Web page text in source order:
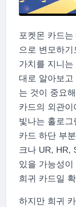
포켓몬 카드
으로 변모하
가치를 지니는
대로 알아보
는 것이 중요
카드의 외관이
빛나는 홀로
카드 하단 부
크나 UR, HR,
있을 가능성
희귀 카드일
하지만 희귀